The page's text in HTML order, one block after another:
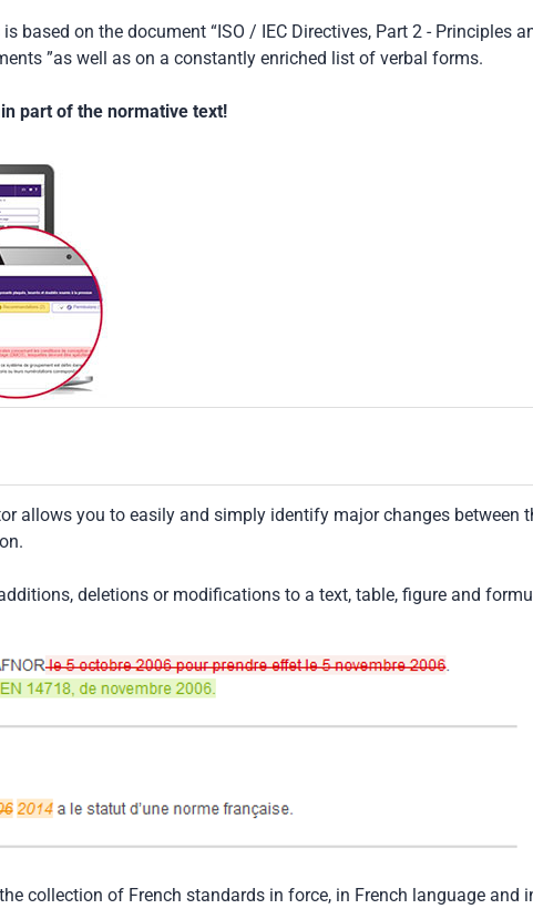
based on the document “ISO / IEC Directives, Part 2 - Principles
”as well as on a constantly enriched list of verbal forms.
part of the normative text!
allows you to easily and simply identify major changes between
deletions or modifications to a text, table, figure and
collection of French standards in force, in French language and